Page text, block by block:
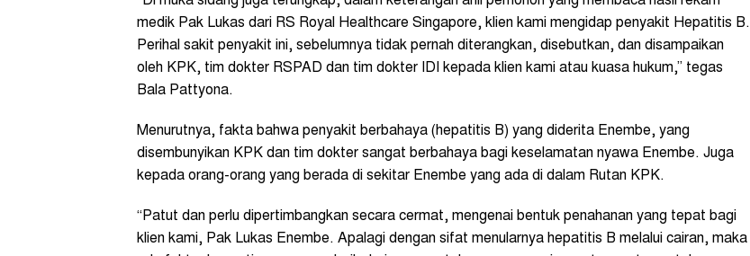
medik Pak Lukas dari RS Royal Healthcare Singapore, klien kami mengidap penyakit Hepatitis B.
Perihal sakit penyakit ini, sebelumnya tidak pernah diterangkan, disebutkan, dan disampaikan
oleh KPK, tim dokter RSPAD dan tim dokter IDI kepada klien kami atau kuasa hukum,” tegas
Bala Pattyona.
Menurutnya, fakta bahwa penyakit berbahaya (hepatitis B) yang diderita Enembe, yang
disembunyikan KPK dan tim dokter sangat berbahaya bagi keselamatan nyawa Enembe. Juga
kepada orang-orang yang berada di sekitar Enembe yang ada di dalam Rutan KPK.
“Patut dan perlu dipertimbangkan secara cermat, mengenai bentuk penahanan yang tepat bagi
klien kami, Pak Lukas Enembe. Apalagi dengan sifat menularnya hepatitis B melalui cairan, maka